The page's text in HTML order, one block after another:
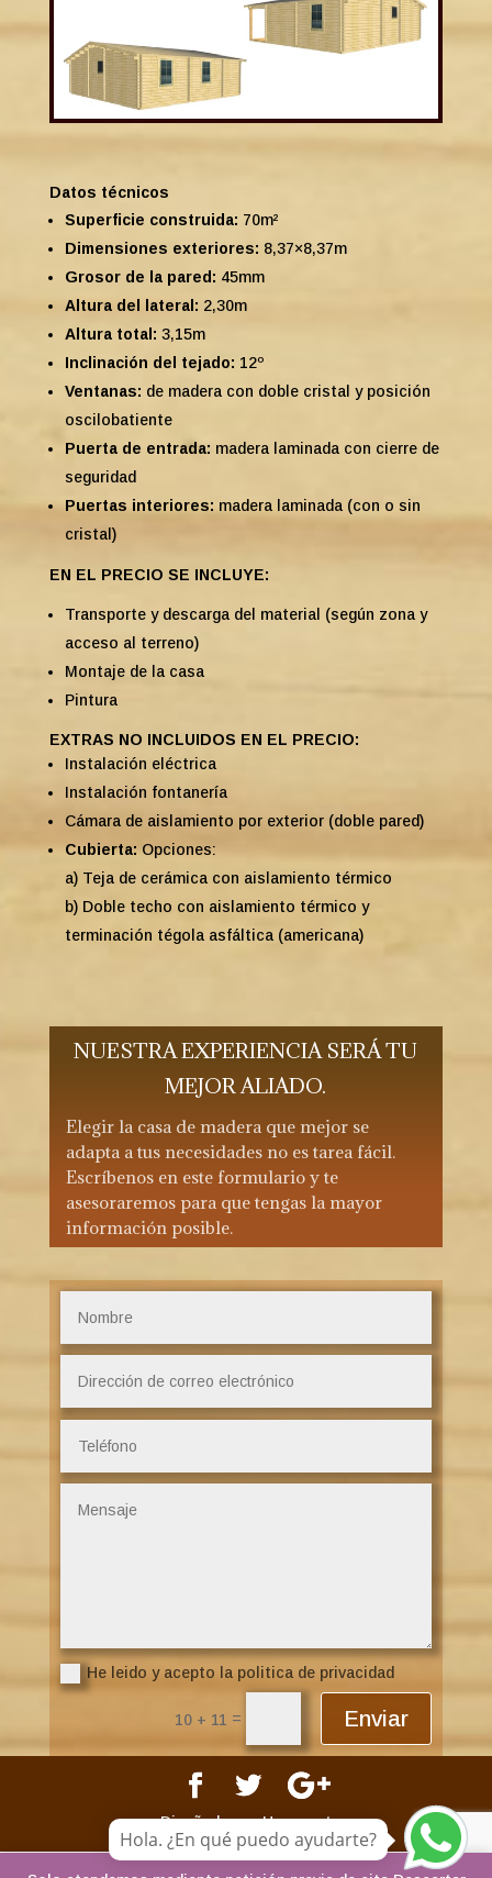
Datos técnicos
Superficie construida: 70m²
Dimensiones exteriores: 8,37×8,37m
Grosor de la pared: 45mm
Altura del lateral: 2,30m
Altura total: 3,15m
Inclinación del tejado: 12º
Ventanas: de madera con doble cristal y posición
oscilobatiente
Puerta de entrada: madera laminada con cierre de
seguridad
Puertas interiores: madera laminada (con o sin
cristal)
EN EL PRECIO SE INCLUYE:
Transporte y descarga del material (según zona y
acceso al terreno)
Montaje de la casa
Pintura
EXTRAS NO INCLUIDOS EN EL PRECIO:
Instalación eléctrica
Instalación fontanería
Cámara de aislamiento por exterior (doble pared)
Cubierta: Opciones:
a) Teja de cerámica con aislamiento térmico
b) Doble techo con aislamiento térmico y
terminación tégola asfáltica (americana)
NUESTRA EXPERIENCIA SERÁ TU
MEJOR ALIADO.
Elegir la casa de madera que mejor se
adapta a tus necesidades no es tarea fácil.
Escríbenos en este formulario y te
asesoraremos para que tengas la mayor
información posible.
He leido y acepto la politica de privacidad
10 + 11 = Enviar
Diseñado por Happynet
Hola. ¿En qué puedo ayudarte?